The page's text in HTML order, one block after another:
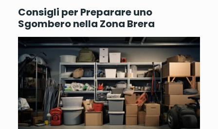
Consigli per Preparare uno
Sgombero nella Zona Brera